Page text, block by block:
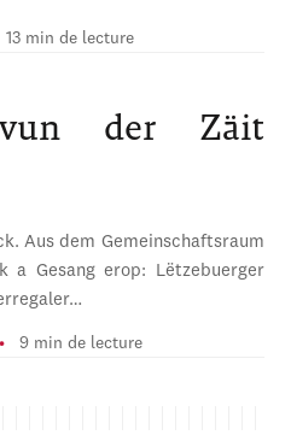
13 min de lecture
vun der Zäit
Aus dem Gemeinschaftsraum
a Gesang erop: Lëtzebuerger
9 min de lecture